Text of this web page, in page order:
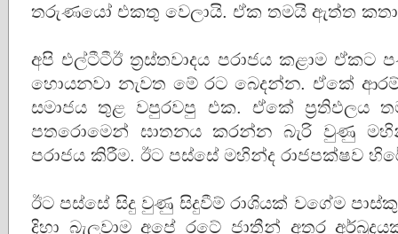
තරුණයෝ එකතු වෙලායි. ඒක තමයි ඇත්ත
අපි එල්ටීටීඊ ත්‍රස්තවාදය පරාජය කළාම
හොයනවා නැවත මේ රට බෙදන්න. ඒකේ
සමාජය තුළ වපුරවපු එක. ඒකේ ප්‍රතිඵලය
පතරොමෙන් ඝාතනය කරන්න බැරි වුණු
පරාජය කිරීම. ඊට පස්සේ මහින්ද රාජපක්ෂව
ඊට පස්සේ සිදු වුණු සිදුවීම් රාශියක් වගේම
දිහා බැලුවාම අපේ රටේ ජාතීන් අතර